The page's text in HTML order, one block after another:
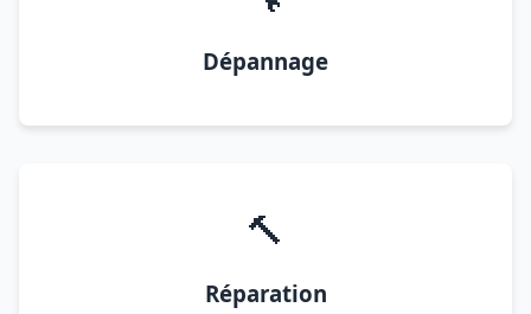
Dépannage
🔨
Réparation